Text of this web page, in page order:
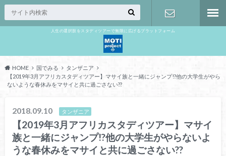
人生の選択肢をスタディツアーで無限に広げるプラットフォーム
HOME 国でみる
タンザニア
【2019年3月アフリカスタディツアー】マサイ族と一緒にジャンプ!?他の大学生がやら
ないような春休みをマサイと共に過ごさない??
2018.09.10 タンザニア
【2019年3月アフリカスタディツアー】マサイ
族と一緒にジャンプ!?他の大学生がやらないよ
うな春休みをマサイと共に過ごさない??